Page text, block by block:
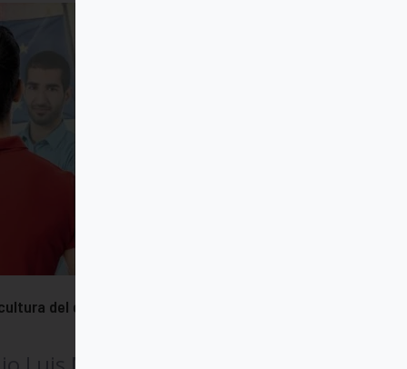
del encuentro